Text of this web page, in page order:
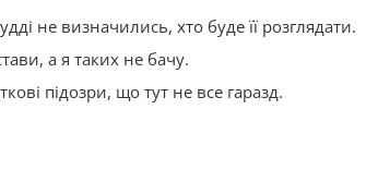
не визначились, хто буде її розглядати.
а я таких не бачу.
підозри, що тут не все гаразд.